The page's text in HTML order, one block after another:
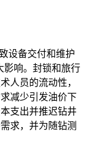
设备交付和维护
影响。封锁和旅行
人员的流动性，
减少引发油价下
支出并推迟钻井
求，并为随钻测